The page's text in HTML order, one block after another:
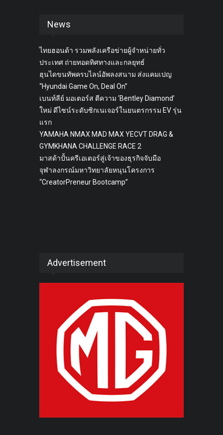
News
ไทยฮอนด้า รวมพลังเครือข่ายผู้จำหน่ายทั่ว
ประเทศ ถ่ายทอดทิศทางและกลยุทธ์
ฮุนไดขนทัพครบไลน์อัพลงสนาม ส่งแคมเปญ
“Hyundai Game On, Deal On”
เบนท์ลีย์ มอเตอร์ส ตีความ ‘Bentley Diamond’
ใหม่ ดีไซน์ระดับซิกเนเจอร์ในยนตรกรรม EV รุ่น
แรก
YAMAHA NMAX MAD MAX YECVT DRAG &
GYMKHANA CHALLENGE RACE 2
มาสด้าปั้นครีเอเตอร์สู่เจ้าของธุรกิจจับมือ
จุฬาลงกรณ์มหาวิทยาลัยหนุนโครงการ
“CreatorPreneur Bootcamp”
Advertisement